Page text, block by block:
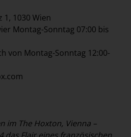
1, 1030 Wien
Montag-Sonntag 07:00 bis
von Montag-Sonntag 12:00-
im The Hoxton, Vienna –